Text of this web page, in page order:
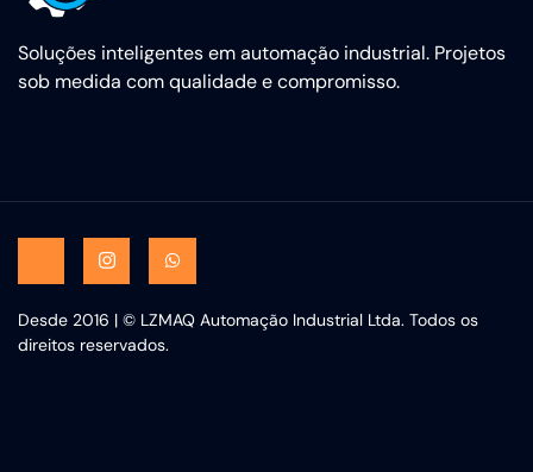
Soluções inteligentes em automação industrial. Projetos
sob medida com qualidade e compromisso.
Desde 2016 | © LZMAQ Automação Industrial Ltda. Todos os
direitos reservados.